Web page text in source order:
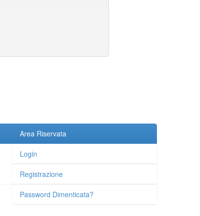
Area Riservata
Login
Registrazione
Password Dimenticata?